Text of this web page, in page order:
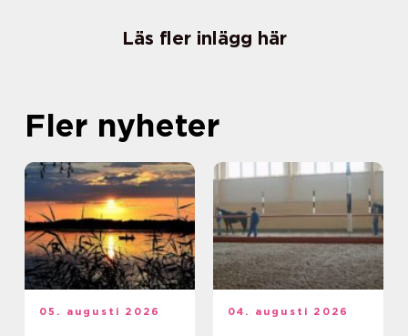
Läs fler inlägg här
Fler nyheter
05. augusti 2026 04. augusti 2026